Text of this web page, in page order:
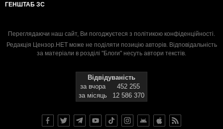
ГЕНШТАБ ЗС
Переглядаючи наш сайт, Ви погоджуєтеся з політикою конфіденційності.
Редакція Цензор.НЕТ може не поділяти позицію авторів. Відповідальність
за матеріали в розділі "Блоги" несуть автори текстів.
Відвідуваність
за вчора
452 255
за місяць
12 586 370